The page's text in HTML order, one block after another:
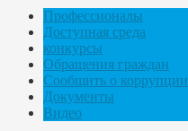
Профессионалы
Доступная среда
конкурсы
Обращения граждан
Сообщить о коррупции
Документы
Видео